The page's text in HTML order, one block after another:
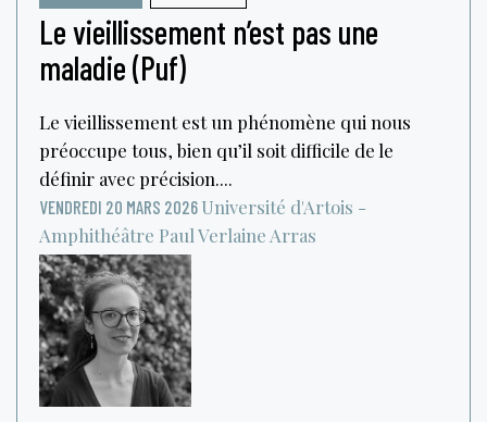
Le vieillissement n’est pas une
maladie (Puf)
Le vieillissement est un phénomène qui nous
préoccupe tous, bien qu’il soit difficile de le
définir avec précision....
VENDREDI 20 MARS 2026 Université d'Artois -
Amphithéâtre Paul Verlaine Arras